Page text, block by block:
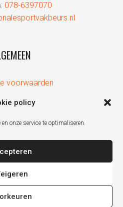
policy
onze service te optimaliseren.
078-6397070
voorwaarden